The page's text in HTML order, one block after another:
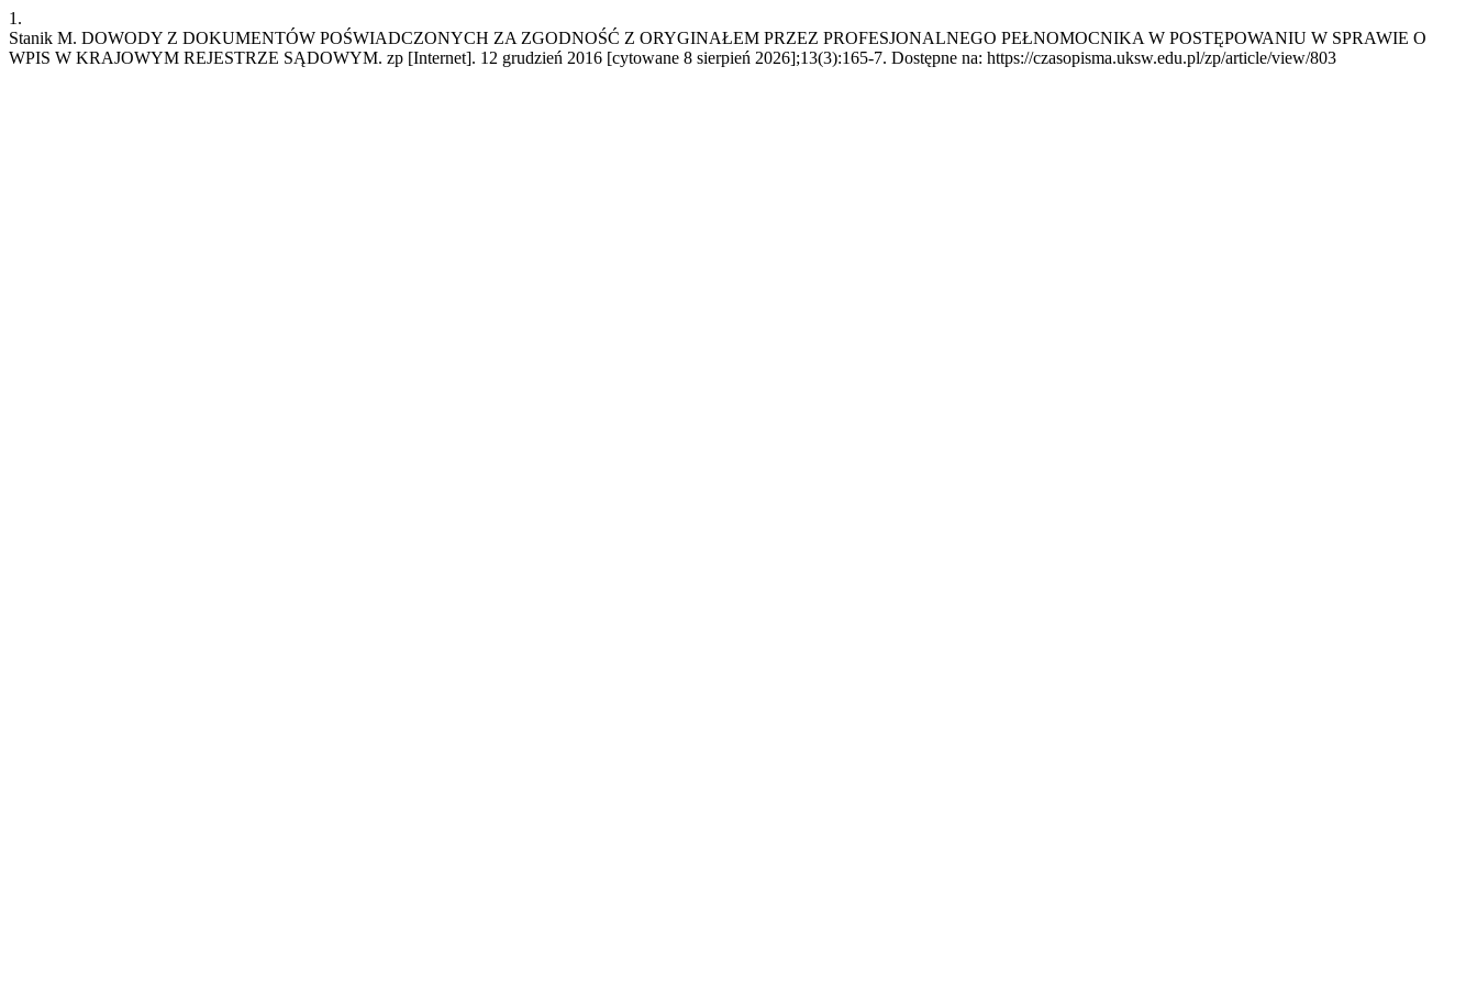
1.
Stanik M. DOWODY Z DOKUMENTÓW POŚWIADCZONYCH ZA ZGODNOŚĆ Z ORYGINAŁEM PRZEZ PROFESJONALNEGO PEŁNOMOCNIKA W POSTĘPOWANIU W SPRAWIE O
WPIS W KRAJOWYM REJESTRZE SĄDOWYM. zp [Internet]. 12 grudzień 2016 [cytowane 8 sierpień 2026];13(3):165-7. Dostępne na: https://czasopisma.uksw.edu.pl/zp/article/view/803